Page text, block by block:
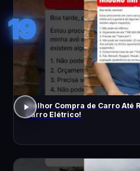
19
Melhor Compra de Carro Até
Carro Elétrico!